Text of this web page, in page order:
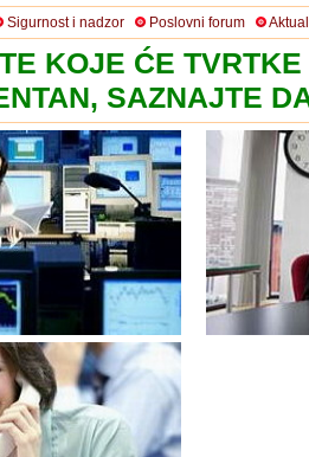
Sigurnost i nadzor Poslovni forum
KOJE ĆE
SAZNAJTE